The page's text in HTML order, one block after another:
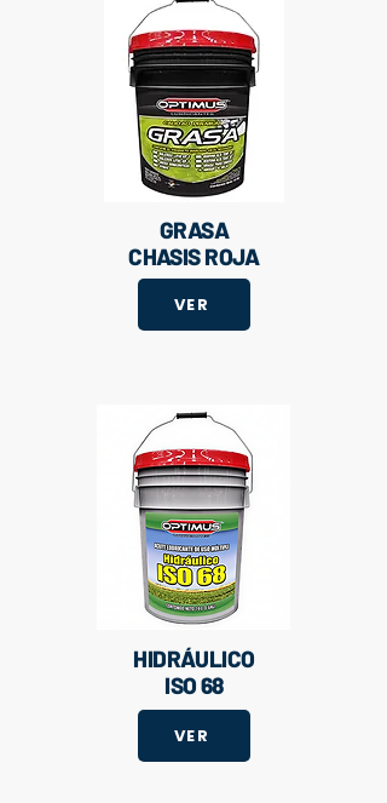
GRASA
CHASIS ROJA
VER
HIDRÁULICO
ISO 68
VER